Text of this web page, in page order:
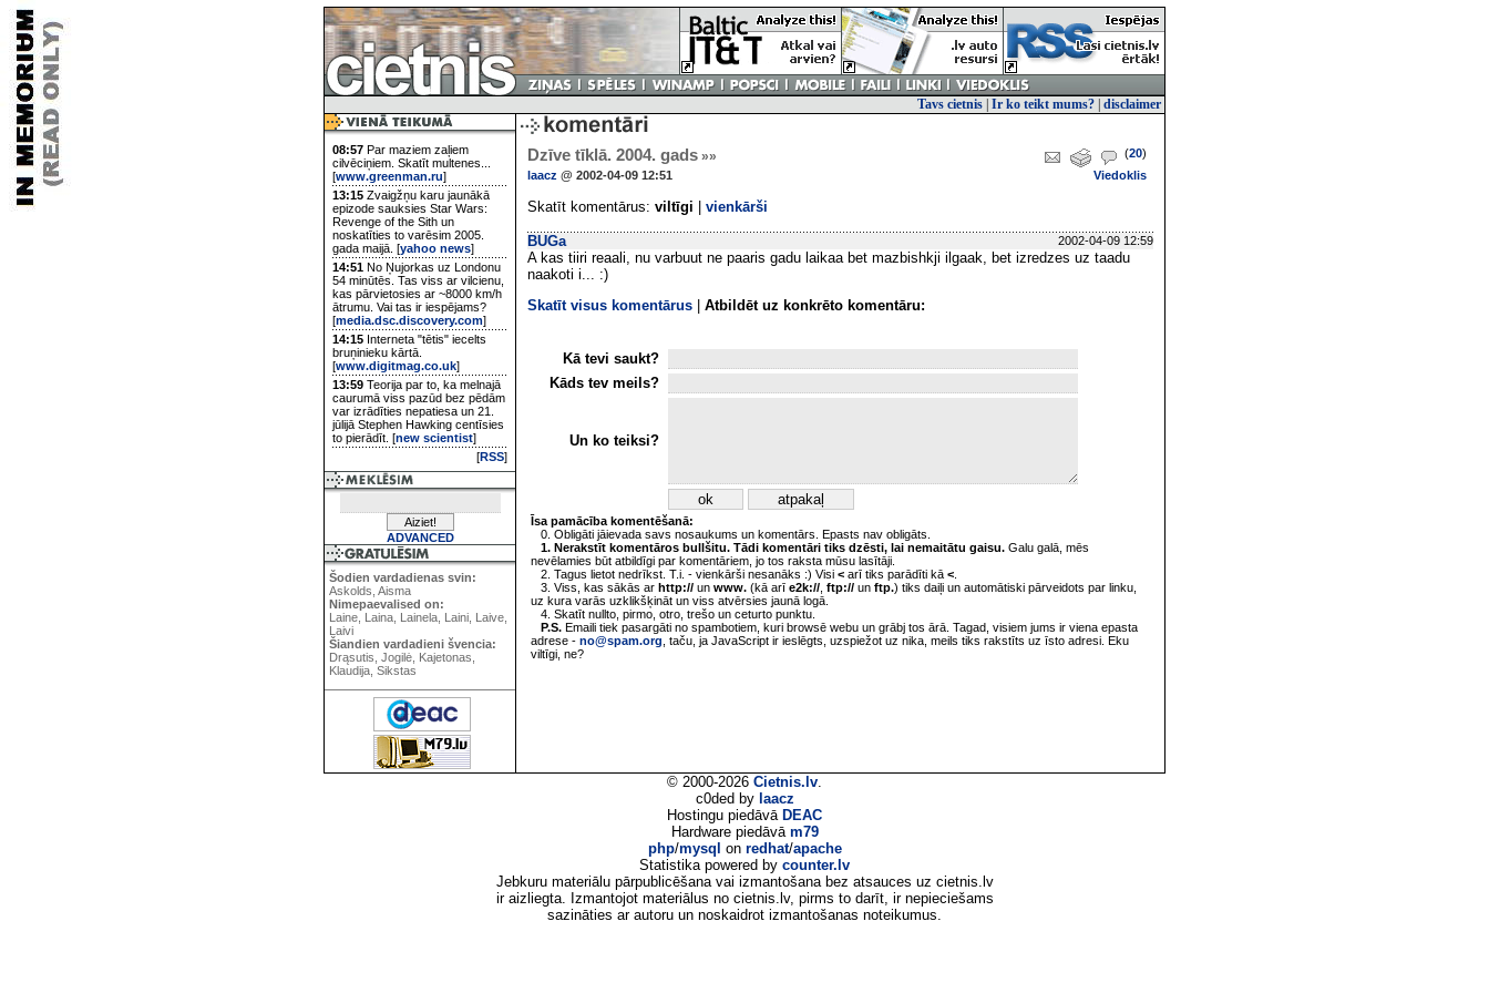
Tavs cietnis Ir ko teikt mums? disclaimer
08:57 Par maziem zaļiem
cilvēciņiem. Skatīt multenes...
[www.greenman.ru]
13:15 Zvaigžņu karu jaunākā
epizode sauksies Star Wars:
Revenge of the Sith un
noskatīties to varēsim 2005.
gada maijā. [yahoo news]
14:51 No Ņujorkas uz Londonu
54 minūtēs. Tas viss ar vilcienu,
kas pārvietosies ar ~8000 km/h
ātrumu. Vai tas ir iespējams?
[media.dsc.discovery.com]
14:15 Interneta "tētis" iecelts
bruņinieku kārtā.
[www.digitmag.co.uk]
13:59 Teorija par to, ka melnajā
caurumā viss pazūd bez pēdām
var izrādīties nepatiesa un 21.
jūlijā Stephen Hawking centīsies
to pierādīt. [new scientist]
[RSS]
ADVANCED
Šodien vardadienas svin:
Askolds, Aisma
Nimepaevalised on:
Laine, Laina, Lainela, Laini, Laive,
Laivi
Šiandien vardadieni švencia:
Drąsutis, Jogilė, Kajetonas,
Klaudija, Sikstas
Dzīve tīklā. 2004. gads »» (20)
laacz @ 2002-04-09 12:51 Viedoklis
Skatīt komentārus: viltīgi vienkārši
BUGa 2002-04-09 12:59
A kas tiiri reaali, nu varbuut ne paaris gadu laikaa bet mazbishkji ilgaak, bet izredzes uz taadu
naakoti i... :)
Skatīt visus komentārus
Atbildēt uz konkrēto komentāru:
Kā tevi saukt?
Kāds tev meils?
Un ko teiksi?
Īsa pamācība komentēšanā:
0. Obligāti jāievada savs nosaukums un komentārs. Epasts nav obligāts.
1. Nerakstīt komentāros bullšitu. Tādi komentāri tiks dzēsti, lai nemaitātu gaisu. Galu galā, mēs
nevēlamies būt atbildīgi par komentāriem, jo tos raksta mūsu lasītāji.
2. Tagus lietot nedrīkst. T.i. - vienkārši nesanāks :) Visi < arī tiks parādīti kā <
3. Viss, kas sākās ar http:// un www. (kā arī e2k:// ftp:// un ftp.) tiks daiļi un automātiski pārveidots par linku,
uz kura varās uzklikšķināt un viss atvērsies jaunā logā.
4. Skatīt nullto, pirmo, otro, trešo un ceturto punktu.
P.S. Emaili tiek pasargāti no spambotiem, kuri browsē webu un grābj tos ārā. Tagad, visiem jums ir viena epasta
adrese - no@spam.org , taču, ja JavaScript ir ieslēgts, uzspiežot uz nika, meils tiks rakstīts uz īsto adresi. Eku
viltīgi, ne?
© 2000-2026 Cietnis.lv.
c0ded by laacz
Hostingu piedāvā DEAC
Hardware piedāvā m79
php/mysql on redhat/apache
Statistika powered by counter.lv
Jebkuru materiālu pārpublicēšana vai izmantošana bez atsauces uz cietnis.lv
ir aizliegta. Izmantojot materiālus no cietnis.lv, pirms to darīt, ir nepieciešams
sazināties ar autoru un noskaidrot izmantošanas noteikumus.